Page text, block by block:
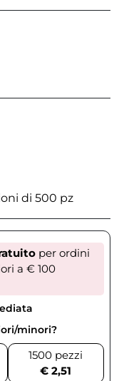
di 500 pz
per ordini
a € 100
minori?
1500 pezzi
€ 2,51